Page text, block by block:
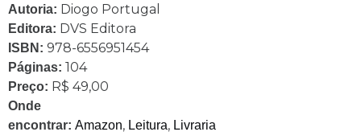
Autoria: Diogo Portugal
Editora: DVS Editora
ISBN: 978-6556951454
Páginas: 104
Preço: R$ 49,00
Onde
encontrar: Amazon, Leitura, Livraria